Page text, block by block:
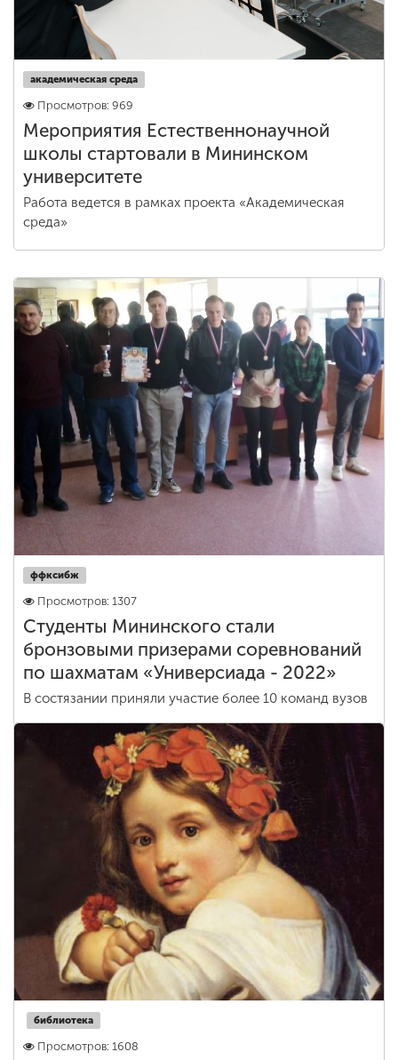
академическая среда
Просмотров: 969
Мероприятия Естественнонаучной
школы стартовали в Мининском
университете
Работа ведется в рамках проекта «Академическая
среда»
ффксибж
Просмотров: 1307
Студенты Мининского стали
бронзовыми призерами соревнований
по шахматам «Универсиада - 2022»
В состязании приняли участие более 10 команд вузов
библиотека
Просмотров: 1608